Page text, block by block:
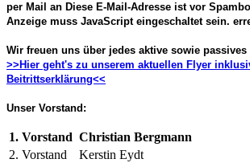
per Mail an Diese E-Mail-Adresse ist vor
Anzeige muss JavaScript eingeschaltet sein.
Wir freuen uns über jedes aktive sowie
>>Hier geht's zu unserem aktuellen Flyer
Beitrittserklärung<<
Unser Vorstand:
1. Vorstand Christian Bergmann
2. Vorstand
Kerstin Eydt